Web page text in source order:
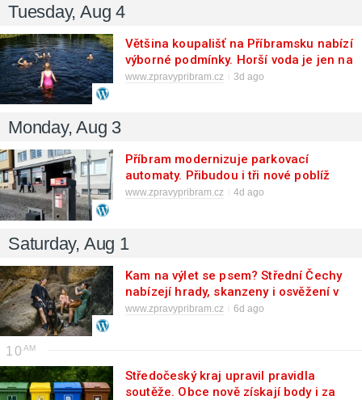
Tuesday, Aug 4
Většina koupališť na Příbramsku nabízí
výborné podmínky. Horší voda je jen na
Živohošti
www.zpravypribram.cz 3d ago
Monday, Aug 3
Příbram modernizuje parkovací
automaty. Přibudou i tři nové poblíž
Svaté Hory
www.zpravypribram.cz 4d ago
Saturday, Aug 1
Kam na výlet se psem? Střední Čechy
nabízejí hrady, skanzeny i osvěžení v
přírodě
www.zpravypribram.cz 6d ago
10
Středočeský kraj upravil pravidla
soutěže. Obce nově získají body i za